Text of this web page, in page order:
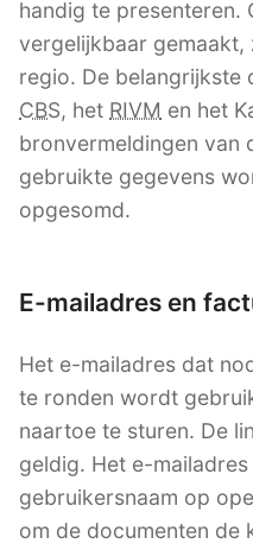
handig te presenteren.
vergelijkbaar gemaakt,
regio. De belangrijkste
CBS, het RIVM en het
bronvermeldingen van
gebruikte gegevens
opgesomd.
E-mailadres en
Het e-mailadres dat
te ronden wordt
naartoe te sturen. De
geldig. Het e-
gebruikersnaam op
om de documenten de